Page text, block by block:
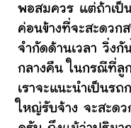
พอสมควร แต่ถ้าเป็
ค่อนข้างที่จะสะดวก
จำกัดด้านเวลา วิ่งกั
กลางคืน ในกรณีที่ลู
เราจะแนะนำเป็นร
ใหญ่รับจ้าง จะสะด